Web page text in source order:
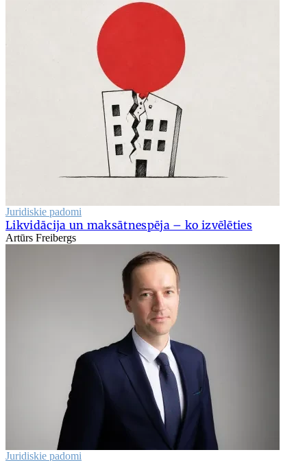
Juridiskie padomi
Likvidācija un maksātnespēja – ko izvēlēties
Artūrs Freibergs
Juridiskie padomi